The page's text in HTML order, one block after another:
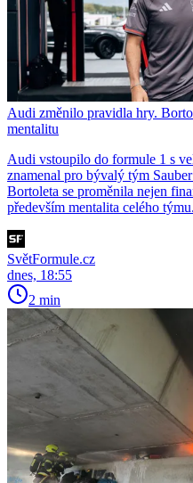
Audi změnilo pravidla hry.
mentalitu
Audi vstoupilo do formule 1 s
znamenal pro bývalý tým
Bortoleta se proměnila nejen
především mentalita celého týmu.
SvětFormule.cz
dnes, 18:55
2 min